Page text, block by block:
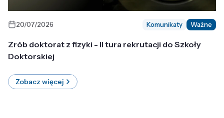
20/07/2026 Komunikaty Ważne
Zrób doktorat z fizyki - II tura rekrutacji do Szkoły
Doktorskiej
Zobacz więcej